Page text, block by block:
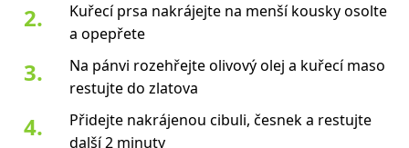
Kuřecí prsa nakrájejte na menší kousky osolte
a opepřete
Na pánvi rozehřejte olivový olej a kuřecí maso
restujte do zlatova
Přidejte nakrájenou cibuli, česnek a restujte
další 2 minuty